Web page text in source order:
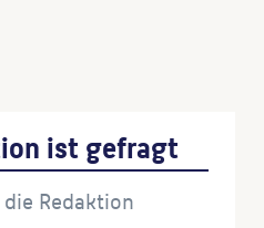
ist gefragt